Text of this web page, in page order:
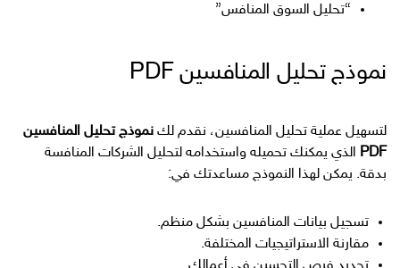
“تحليل السوق المنافس”
نموذج تحليل المنافسين PDF
لتسهيل عملية تحليل المنافسين، نقدم لك نموذج تحليل المنافسين
PDF الذي يمكنك تحميله واستخدامه لتحليل الشركات المنافسة
بدقة. يمكن لهذا النموذج مساعدتك في:
تسجيل بيانات المنافسين بشكل منظم.
مقارنة الاستراتيجيات المختلفة.